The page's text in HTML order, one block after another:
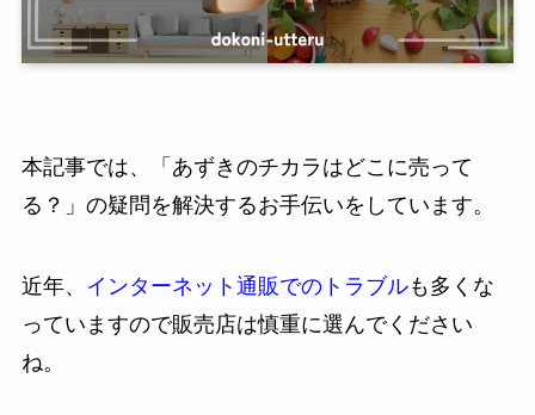
本記事では、「あずきのチカラはどこに売って
る？」の疑問を解決するお手伝いをしています。
近年、 インターネット通販でのトラブルも多くな
っていますので販売店は慎重に選んでください
ね。